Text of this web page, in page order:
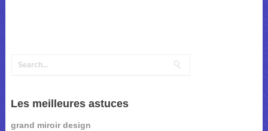
Les meilleures astuces
grand miroir design